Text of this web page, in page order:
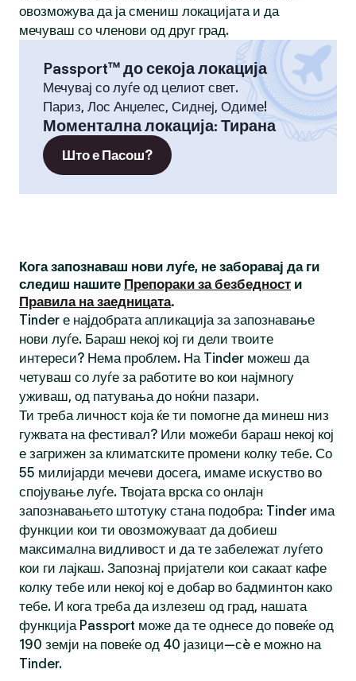
овозможува да ја смениш локацијата и да
мечуваш со членови од друг град.
Passport™ до секоја локација
Мечувај со луѓе од целиот свет.
Париз, Лос Анџелес, Сиднеј, Одиме!
Моментална локација: Тирана
Што е Пасош?
Кога запознаваш нови луѓе, не заборавај да ги
следиш нашите Препораки за безбедност и
Правила на заедницата.
Tinder е најдобрата апликација за запознавање
нови луѓе. Бараш некој кој ги дели твоите
интереси? Нема проблем. На Tinder можеш да
четуваш со луѓе за работите во кои најмногу
уживаш, од патувања до ноќни пазари.
Ти треба личност која ќе ти помогне да минеш низ
гужвата на фестивал? Или можеби бараш некој кој
е загрижен за климатските промени колку тебе. Со
55 милијарди мечеви досега, имаме искуство во
спојување луѓе. Твојата врска со онлајн
запознавањето штотуку стана подобра: Tinder има
функции кои ти овозможуваат да добиеш
максимална видливост и да те забележат луѓето
кои ги лајкаш. Запознај пријатели кои сакаат кафе
колку тебе или некој кој е добар во бадминтон како
тебе. И кога треба да излезеш од град, нашата
функција Passport може да те однесе до повеќе од
190 земји на повеќе од 40 јазици—сè е можно на
Tinder.